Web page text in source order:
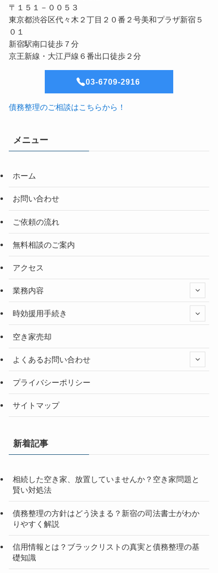
〒１５１－００５３
東京都渋谷区代々木２丁目２０番２号美和プラザ新宿５
０１
新宿駅南口徒歩７分
京王新線・大江戸線６番出口徒歩２分
03-6709-2916
債務整理のご相談はこちらから！
メニュー
ホーム
お問い合わせ
ご依頼の流れ
無料相談のご案内
アクセス
業務内容
時効援用手続き
空き家売却
よくあるお問い合わせ
プライバシーポリシー
サイトマップ
新着記事
相続した空き家、放置していませんか？空き家問題と
賢い対処法
債務整理の方針はどう決まる？新宿の司法書士がわか
りやすく解説
信用情報とは？ブラックリストの真実と債務整理の基
礎知識